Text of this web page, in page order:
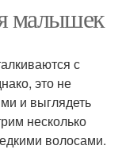
малышек
с
это не
и выглядеть
несколько
волосами.